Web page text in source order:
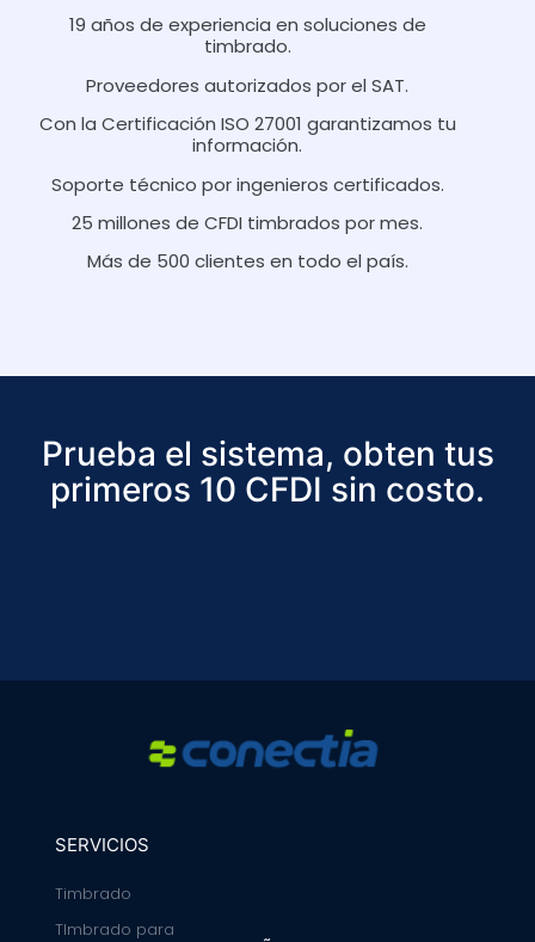
19 años de experiencia en soluciones de
timbrado.
Proveedores autorizados por el SAT.
Con la Certificación ISO 27001 garantizamos tu
información.
Soporte técnico por ingenieros certificados.
25 millones de CFDI timbrados por mes.
Más de 500 clientes en todo el país.
Prueba el sistema, obten tus
primeros 10 CFDI sin costo.
SERVICIOS
Timbrado
TImbrado para